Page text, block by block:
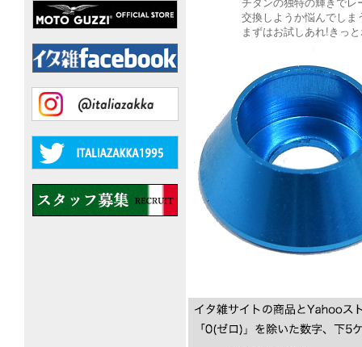
交換しようか悩んでし
まずはお試しあれ!きっ